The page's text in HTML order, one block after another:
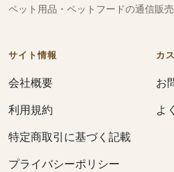
ペット用品・ペットフードの通信販
サイト情報
会社概要
利用規約
特定商取引に基づく記載
プライバシーポリシー
カ
お
よ